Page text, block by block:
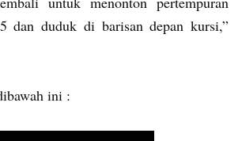
dan duduk di barisan depan kursi,”
ini :